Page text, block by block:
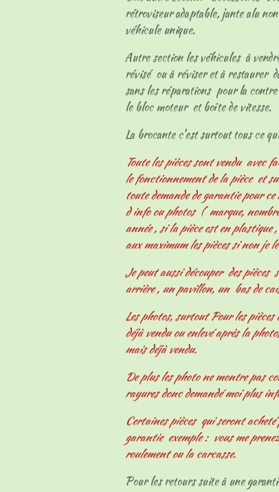
rétroviseur adaptable, jante alu
véhicule unique.
Autre section les véhicules à
révisé ou à réviser et à restaurer
sans les réparations pour la
le bloc moteur et boîte de vitesse.
La brocante c'est surtout tous ce
Toute les pièces sont vendu avec
le fonctionnement de la pièce et
toute demande de garantie pour
d info ou photos ( marque,
année , si la pièce est en
aux maximum les pièces si non je
Je peut aussi découper des pièces
arrière , un pavillon, un bas de
Les photos, surtout Pour les pièces
déjà vendu ou enlevé après la
mais déjà vendu.
De plus les photo ne montre pas
rayures donc demandé moi plus
Certaines pièces qui seront
garantie exemple : vous me
roulement ou la carcasse.
Pour les retours suite à une